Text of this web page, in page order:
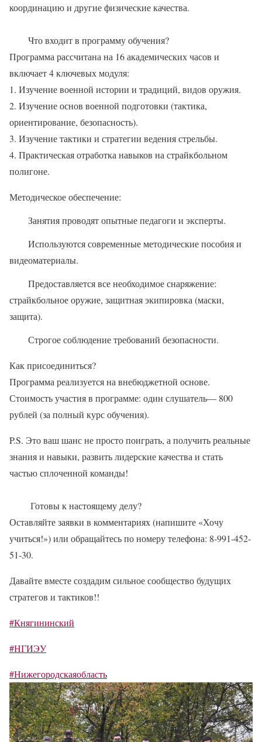
координацию и другие физические качества.
Что входит в программу обучения?
Программа рассчитана на 16 академических часов и
включает 4 ключевых модуля:
1. Изучение военной истории и традиций, видов оружия.
2. Изучение основ военной подготовки (тактика,
ориентирование, безопасность).
3. Изучение тактики и стратегии ведения стрельбы.
4. Практическая отработка навыков на страйкбольном
полигоне.
Методическое обеспечение:
Занятия проводят опытные педагоги и эксперты.
Используются современные методические пособия и
видеоматериалы.
Предоставляется все необходимое снаряжение:
страйкбольное оружие, защитная экипировка (маски,
защита).
Строгое соблюдение требований безопасности.
Как присоединиться?
Программа реализуется на внебюджетной основе.
Стоимость участия в программе: один слушатель— 800
рублей (за полный курс обучения).
P.S. Это ваш шанс не просто поиграть, а получить реальные
знания и навыки, развить лидерские качества и стать
частью сплоченной команды!
Готовы к настоящему делу?
Оставляйте заявки в комментариях (напишите «Хочу
учиться!») или обращайтесь по номеру телефона: 8-991-452-
51-30.
Давайте вместе создадим сильное сообщество будущих
стратегов и тактиков!!
#Княгининский
#НГИЭУ
#Нижегородскаяобласть